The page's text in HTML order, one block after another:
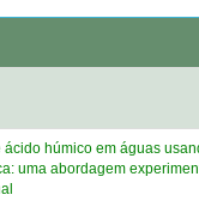
ácido húmico em águas
uma abordagem